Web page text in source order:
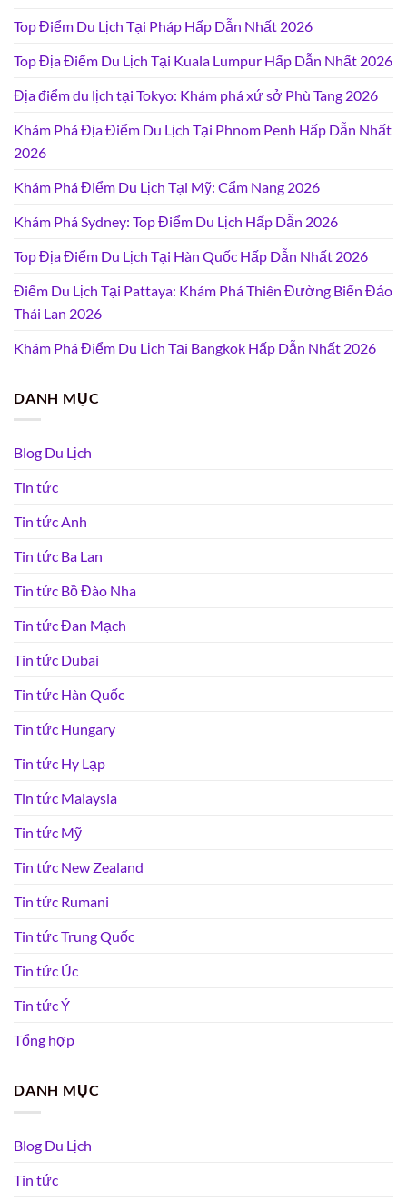
Top Điểm Du Lịch Tại Pháp Hấp Dẫn Nhất 2026
Top Địa Điểm Du Lịch Tại Kuala Lumpur Hấp Dẫn Nhất 2026
Địa điểm du lịch tại Tokyo: Khám phá xứ sở Phù Tang 2026
Khám Phá Địa Điểm Du Lịch Tại Phnom Penh Hấp Dẫn Nhất
2026
Khám Phá Điểm Du Lịch Tại Mỹ: Cẩm Nang 2026
Khám Phá Sydney: Top Điểm Du Lịch Hấp Dẫn 2026
Top Địa Điểm Du Lịch Tại Hàn Quốc Hấp Dẫn Nhất 2026
Điểm Du Lịch Tại Pattaya: Khám Phá Thiên Đường Biển Đảo
Thái Lan 2026
Khám Phá Điểm Du Lịch Tại Bangkok Hấp Dẫn Nhất 2026
DANH MỤC
Blog Du Lịch
Tin tức
Tin tức Anh
Tin tức Ba Lan
Tin tức Bồ Đào Nha
Tin tức Đan Mạch
Tin tức Dubai
Tin tức Hàn Quốc
Tin tức Hungary
Tin tức Hy Lạp
Tin tức Malaysia
Tin tức Mỹ
Tin tức New Zealand
Tin tức Rumani
Tin tức Trung Quốc
Tin tức Úc
Tin tức Ý
Tổng hợp
DANH MỤC
Blog Du Lịch
Tin tức